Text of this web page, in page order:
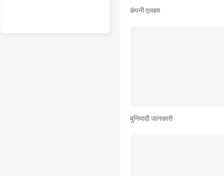
कंपनी एलबम
बुनियादी जानकारी